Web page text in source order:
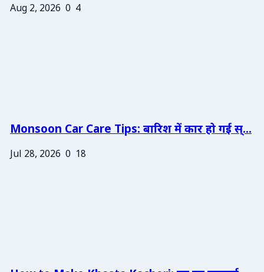
Aug 2, 2026 0 4
Monsoon Car Care Tips: बारिश में कार हो गई स्...
Jul 28, 2026 0 18